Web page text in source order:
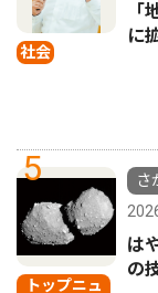
社会
に
5
トップニュ
さ
は
の